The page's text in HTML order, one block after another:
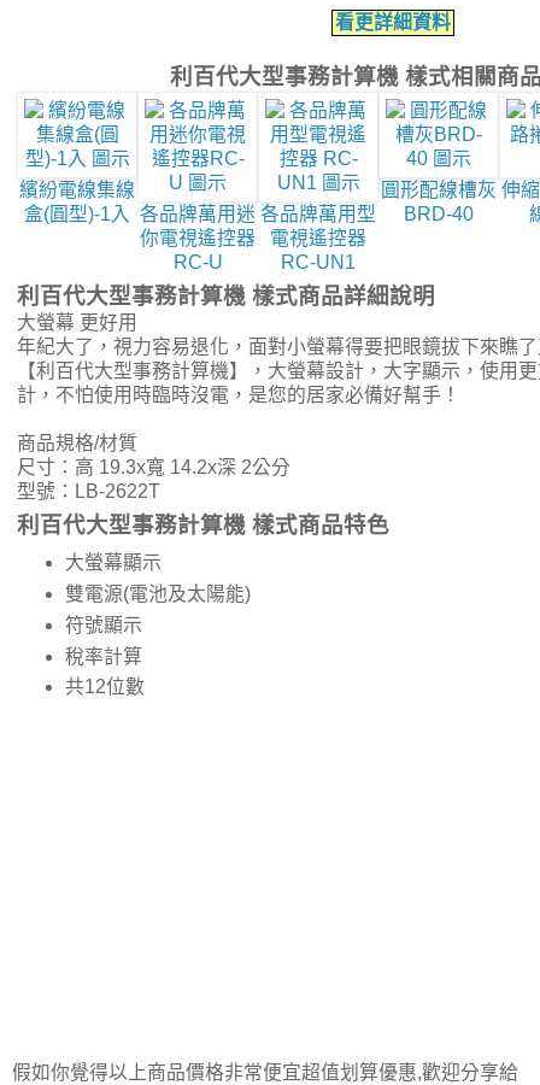
看更詳細資料
利百代大型事務計算機 樣式相關商
繽紛電線集線
盒(圓型)-1入
各品牌萬用迷
你電視遙控器
RC-U
各品牌萬用型
電視遙控器
RC-UN1
圓形配線槽灰
BRD-40
伸
利百代大型事務計算機 樣式商品詳細說明
大螢幕 更好用
年紀大了，視力容易退化，面對小螢幕得要把眼鏡拔下來瞧
【利百代大型事務計算機】，大螢幕設計，大字顯示，使用
計，不怕使用時臨時沒電，是您的居家必備好幫手！
商品規格/材質
尺寸：高 19.3x寬 14.2x深 2公分
型號：LB-2622T
利百代大型事務計算機 樣式商品特色
大螢幕顯示
雙電源(電池及太陽能)
符號顯示
稅率計算
共12位數
假如你覺得以上商品價格非常便宜超值划算優惠,歡迎分享給